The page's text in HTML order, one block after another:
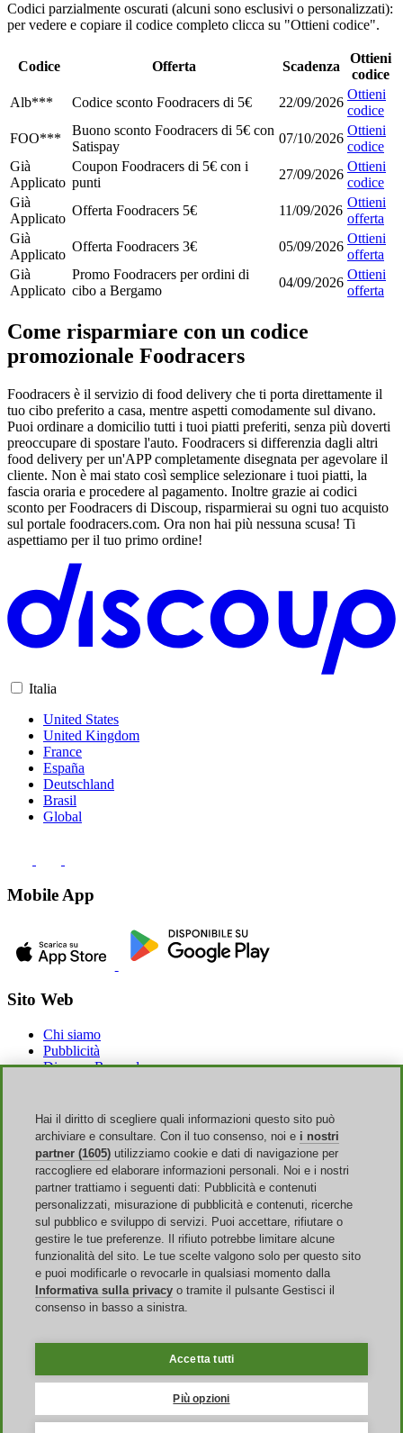
Codici parzialmente oscurati (alcuni sono esclusivi o personalizzati):
per vedere e copiare il codice completo clicca su "Ottieni codice".
Codice Offerta Scadenza
Ottieni
codice
Alb***
Codice sconto Foodracers di 5€ 22/09/2026
Ottieni
codice
FOO***
Buono sconto Foodracers di 5€ con
Satispay
07/10/2026
Ottieni
codice
Già
Applicato
Coupon Foodracers di 5€ con i
punti
27/09/2026
Ottieni
codice
Già
Applicato
Offerta Foodracers 5€ 11/09/2026
Ottieni
offerta
Già
Applicato
Offerta Foodracers 3€ 05/09/2026
Ottieni
offerta
Già
Applicato
Promo Foodracers per ordini di
cibo a Bergamo
04/09/2026
Ottieni
offerta
Come risparmiare con un codice
promozionale Foodracers
Foodracers è il servizio di food delivery che ti porta direttamente il
tuo cibo preferito a casa, mentre aspetti comodamente sul divano.
Puoi ordinare a domicilio tutti i tuoi piatti preferiti, senza più doverti
preoccupare di spostare l'auto. Foodracers si differenzia dagli altri
food delivery per un'APP completamente disegnata per agevolare il
cliente. Non è mai stato così semplice selezionare i tuoi piatti, la
fascia oraria e procedere al pagamento. Inoltre grazie ai codici
sconto per Foodracers di Discoup, risparmierai su ogni tuo acquisto
sul portale foodracers.com. Ora non hai più nessuna scusa! Ti
aspettiamo per il tuo primo ordine!
Italia
United States
United Kingdom
France
España
Deutschland
Brasil
Global
Mobile App
Sito Web
Chi siamo
Pubblicità
Discoup Rewards
T&C
Informazioni legali
Trasparenza
Team Discoup
News
Tutti i negozi
Tutte le categorie
Guida agli sconti
Eventi
Saldi Online
Back to School
Halloween
Discoup ® è gestito da TIKATO ©2013-2026. Tutti i diritti sono
riservati. P.IVA 03836750244 |PRIVACY
Hai il diritto di scegliere quali informazioni questo sito può
archiviare e consultare. Con il tuo consenso, noi e i nostri
partner (1605) utilizziamo cookie e dati di navigazione per
raccogliere ed elaborare informazioni personali. Noi e i nostri
partner trattiamo i seguenti dati: Pubblicità e contenuti
personalizzati, misurazione di pubblicità e contenuti, ricerche
sul pubblico e sviluppo di servizi. Puoi accettare, rifiutare o
gestire le tue preferenze. Il rifiuto potrebbe limitare alcune
funzionalità del sito. Le tue scelte valgono solo per questo sito
e puoi modificarle o revocarle in qualsiasi momento dalla
Informativa sulla privacy o tramite il pulsante Gestisci il
consenso in basso a sinistra.
Accetta tutti
Più opzioni